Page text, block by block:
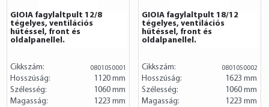
GIOIA fagylaltpult 12/8
tégelyes, ventilációs
hűtéssel, front és
oldalpanellel.
Cikkszám: 0801050001
Hosszúság:
1120 mm
Szélesség:
1060 mm
Magasság:
1223 mm
GIOIA fagylaltpult 18/12
tégelyes, ventilációs
hűtéssel, front és
oldalpanellel.
Cikkszám: 0801050002
Hosszúság:
1623 mm
Szélesség:
1060 mm
Magasság:
1223 mm